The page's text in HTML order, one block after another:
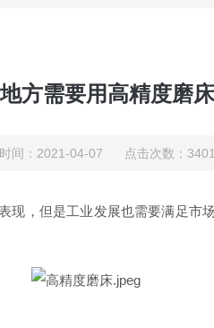
方需要用高精度磨床
间：2021-04-07 点击次数：3401
现，但是工业发展也需要满足